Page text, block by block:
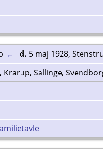
d. 5 maj 1928,
Krarup, Sallinge,